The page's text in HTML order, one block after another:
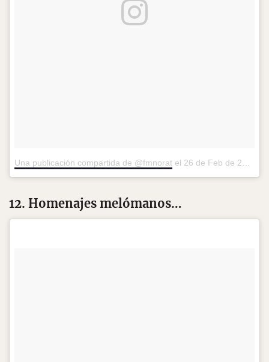
Una publicación compartida de @fmnorat el 26 de Feb de 2017 a la(s) 7:33 PST
12. Homenajes melómanos…